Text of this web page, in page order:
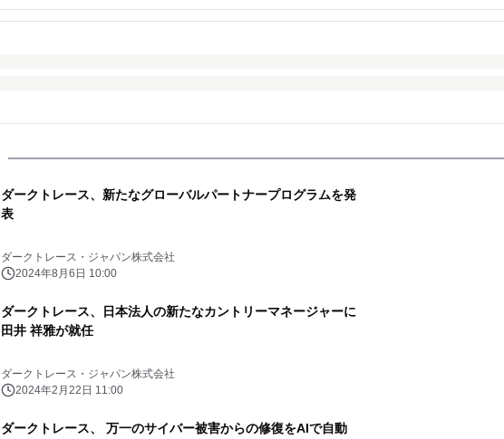
ダークトレース、新たなグローバルパートナープログラムを発
表
ダークトレース・ジャパン株式会社
2024年8月6日 10:00
ダークトレース、日本法人の新たなカントリーマネージャーに
田井 祥雅が就任
ダークトレース・ジャパン株式会社
2024年2月22日 11:00
ダークトレース、 万一のサイバー被害からの修復をAIで自動